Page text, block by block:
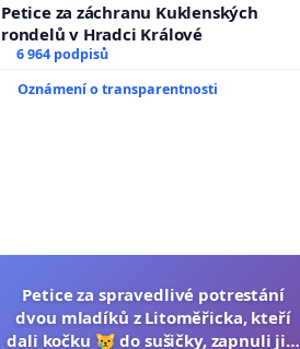
Petice za záchranu Kuklenských
rondelů v Hradci Králové
6 964 podpisů
Oznámení o transparentnosti
Petice za spravedlivé potrestání
dvou mladíků z Litoměřicka, kteří
dali kočku 😿 do sušičky, zapnuli ji a